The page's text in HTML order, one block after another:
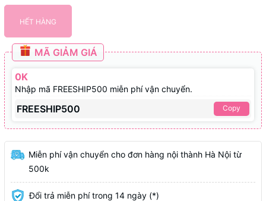
HẾT HÀNG
MÃ GIẢM GIÁ
0K
Nhập mã FREESHIP500 miễn phí vận chuyển.
FREESHIP500 Copy
Miễn phí vận chuyển cho đơn hàng nội thành Hà Nội từ
500k
Đổi trả miễn phí trong 14 ngày (*)